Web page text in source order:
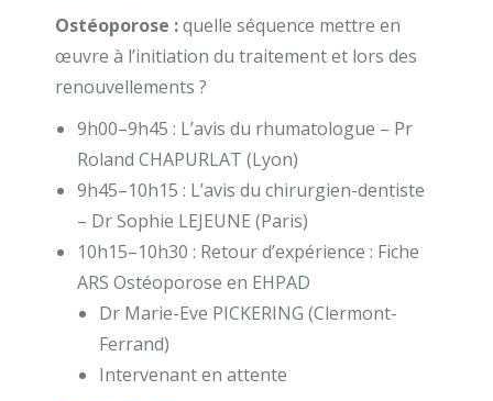
Ostéoporose :quelle séquence mettre en
œuvre à l’initiation du traitement et lors des
renouvellements ?
9h00–9h45 : L’avis du rhumatologue – Pr
Roland CHAPURLAT (Lyon)
9h45–10h15 : L’avis du chirurgien-dentiste
– Dr Sophie LEJEUNE (Paris)
10h15–10h30 : Retour d’expérience : Fiche
ARS Ostéoporose en EHPAD
Dr Marie-Eve PICKERING (Clermont-
Ferrand)
Intervenant en attente